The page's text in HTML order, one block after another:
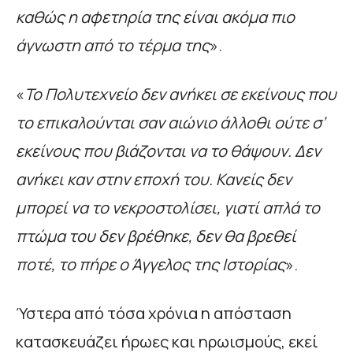
καθώς η αφετηρία της είναι ακόμα πιο
άγνωστη από το τέρμα της».
«Το Πολυτεχνείο δεν ανήκει σε εκείνους που
το επικαλούνται σαν αιώνιο άλλοθι ούτε σ’
εκείνους που βιάζονται να το θάψουν. Δεν
ανήκει καν στην εποχή του. Κανείς δεν
μπορεί να το νεκροστολίσει, γιατί απλά το
πτώμα του δεν βρέθηκε, δεν θα βρεθεί
ποτέ, το πήρε ο Άγγελος της Ιστορίας».
Ύστερα από τόσα χρόνια η απόσταση
κατασκευάζει ήρωες και ηρωισμούς, εκεί